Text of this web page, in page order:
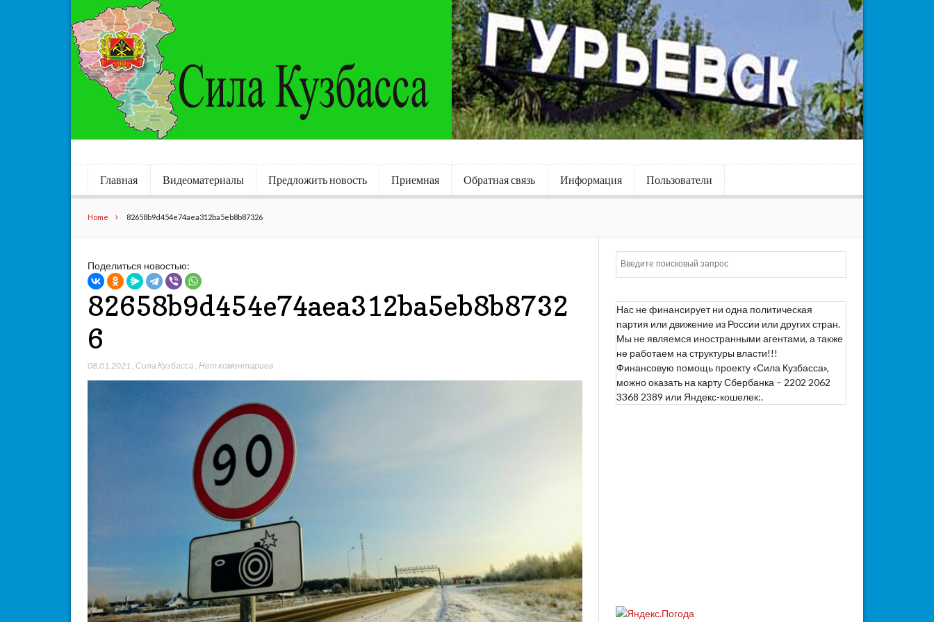
Главная Видеоматериалы Предложить новость Приемная Обратная связь Информация Пользователи
Home 82658b9d454e74aea312ba5eb8b87326
Поделиться новостью:
82658b9d454e74aea312ba5eb8b8732
6
08.01.2021 Сила Кузбасса ,Нет коментариев
Нас не финансирует ни одна политическая
партия или движение из России или других стран.
Мы не являемся иностранными агентами, а также
не работаем на структуры власти!!!
Финансовую помощь проекту «Сила Кузбасса»,
можно оказать на карту Сбербанка – 2202 2062
3368 2389 или Яндекс-кошелек:.